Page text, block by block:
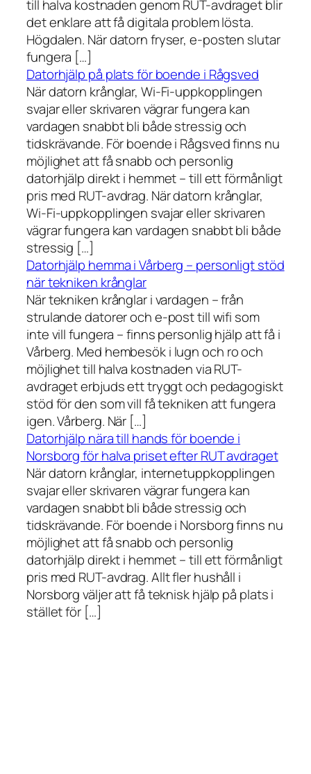
till halva kostnaden genom RUT-avdraget blir
det enklare att få digitala problem lösta.
Högdalen. När datorn fryser, e-posten slutar
fungera […]
Datorhjälp på plats för boende i Rågsved
När datorn krånglar, Wi-Fi-uppkopplingen
svajar eller skrivaren vägrar fungera kan
vardagen snabbt bli både stressig och
tidskrävande. För boende i Rågsved finns nu
möjlighet att få snabb och personlig
datorhjälp direkt i hemmet – till ett förmånligt
pris med RUT-avdrag. När datorn krånglar,
Wi-Fi-uppkopplingen svajar eller skrivaren
vägrar fungera kan vardagen snabbt bli både
stressig […]
Datorhjälp hemma i Vårberg – personligt stöd
när tekniken krånglar
När tekniken krånglar i vardagen – från
strulande datorer och e-post till wifi som
inte vill fungera – finns personlig hjälp att få i
Vårberg. Med hembesök i lugn och ro och
möjlighet till halva kostnaden via RUT-
avdraget erbjuds ett tryggt och pedagogiskt
stöd för den som vill få tekniken att fungera
igen. Vårberg. När […]
Datorhjälp nära till hands för boende i
Norsborg för halva priset efter RUT avdraget
När datorn krånglar, internetuppkopplingen
svajar eller skrivaren vägrar fungera kan
vardagen snabbt bli både stressig och
tidskrävande. För boende i Norsborg finns nu
möjlighet att få snabb och personlig
datorhjälp direkt i hemmet – till ett förmånligt
pris med RUT-avdrag. Allt fler hushåll i
Norsborg väljer att få teknisk hjälp på plats i
stället för […]